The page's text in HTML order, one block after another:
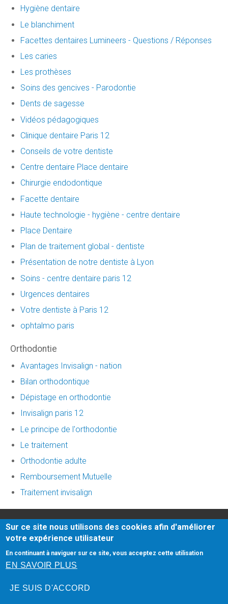
Hygiène dentaire
Le blanchiment
Facettes dentaires Lumineers - Questions / Réponses
Les caries
Les prothèses
Soins des gencives - Parodontie
Dents de sagesse
Vidéos pédagogiques
Clinique dentaire Paris 12
Conseils de votre dentiste
Centre dentaire Place dentaire
Chirurgie endodontique
Facette dentaire
Haute technologie - hygiène - centre dentaire
Place Dentaire
Plan de traitement global - dentiste
Présentation de notre dentiste à Lyon
Soins - centre dentaire paris 12
Urgences dentaires
Votre dentiste à Paris 12
ophtalmo paris
Orthodontie
Avantages Invisalign - nation
Bilan orthodontique
Dépistage en orthodontie
Invisalign paris 12
Le principe de l'orthodontie
Le traitement
Orthodontie adulte
Remboursement Mutuelle
Traitement invisalign
Honoraires-Mentions légales -Infos Conseil de l'Ordre-
facettes dentaires- site web du cabinet dentaire créé
parwww.denti.site
Sur ce site nous utilisons des cookies afin d'améliorer
votre expérience utilisateur
En continuant à naviguer sur ce site, vous acceptez cette utilisation
EN SAVOIR PLUS
JE SUIS D'ACCORD